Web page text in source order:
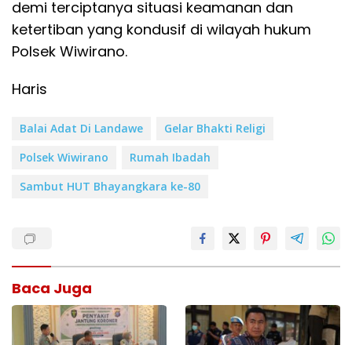
demi terciptanya situasi keamanan dan
ketertiban yang kondusif di wilayah hukum
Polsek Wiwirano.
Haris
Balai Adat Di Landawe
Gelar Bhakti Religi
Polsek Wiwirano
Rumah Ibadah
Sambut HUT Bhayangkara ke-80
Baca Juga